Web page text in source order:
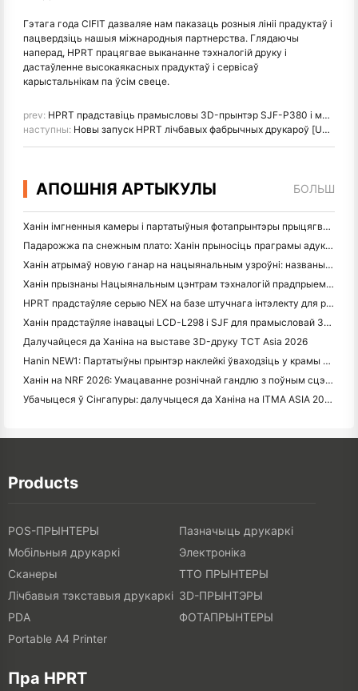
Гэтага года CIFIT дазваляе нам паказаць розныя лініі прадуктаў і
пацвердзіць нашыя міжнародныя партнерства. Глядаючы
наперад, HPRT працягвае выкананне тэхналогій друку і
дастаўленне высокаякасных прадуктаў і сервісаў
карыстальнікам па ўсім свеце.
prev: HPRT прадставіць прамысловы 3D-прынтэр SJF-P380 і многае іншае на Formnext + PM South China 2024
наступны: Новы запуск HPRT лічбавых фабрычных друкароў [UNK] Далучыцеся да нас на ITMA ASIA + CITME 2024!
АПОШНІЯ АРТЫКУЛЫ БОЛЬШ
Ханін імгненныя камеры і партатыўныя фотапрынтэры прыцягваюць моцны цікавасць да IEAE Шэньчжэнь 2026
Падарожжа па снежным плато: Ханін прыносіць праграмы адукацыі па фатаграфіі дзецям у Камдо
Ханін атрымаў новую ганар на нацыянальным узроўні: названы "2026 Made in China · Trusted Brand by Consumers"
Ханін прызнаны Нацыянальным цэнтрам тэхналогій прадпрыемстваў для кіраўніцтва інавацыямі
HPRT прадстаўляе серыю NEX на базе штучнага інтэлекту для разумнай рознічнай гандлю на CHINASHOP 2026
Ханін прадстаўляе інавацыі LCD-L298 і SJF для прамысловай 3D-друку на TCT Asia 2026
Далучайцеся да Ханіна на выставе 3D-друку TCT Asia 2026
Hanin NEW1: Партатыўны прынтэр наклейкі ўваходзіць у крамы LOFT Японіі
Ханін на NRF 2026: Умацаванне рознічнай гандлю з поўным сцэнарыем інтэлектуальных рашэнняў друку
Убачыцеся ў Сінгапуры: далучыцеся да Ханіна на ITMA ASIA 2025, каб быць сведкам апошняй тэхналогіі лічбавай друку
Products
POS-ПРЫНТЕРЫ
Пазначыць друкаркі
Мобільныя друкаркі
Электроніка
Сканеры
ТТО ПРЫНТЕРЫ
Лічбавыя тэкставыя друкаркі 3D-ПРЫНТЭРЫ
PDA
ФОТАПРЫНТЕРЫ
Portable A4 Printer
Пра HPRT